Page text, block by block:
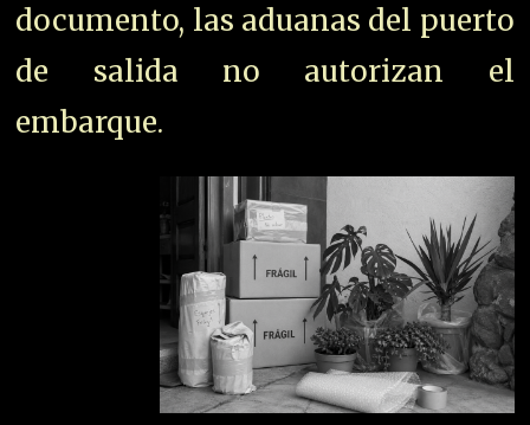
documento, las aduanas del puerto
de salida no autorizan el
embarque.